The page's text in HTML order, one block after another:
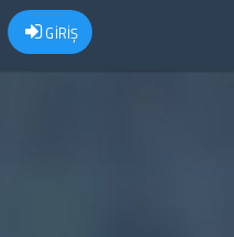
GİRİŞ